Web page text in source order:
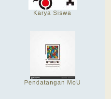
Karya Siswa
Pendatangan MoU